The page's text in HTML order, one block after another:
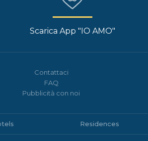
Scarica App "IO AMO"
Contattaci
FAQ
Pubblicità con noi
Residences